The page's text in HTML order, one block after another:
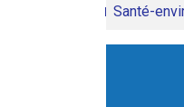
Santé-